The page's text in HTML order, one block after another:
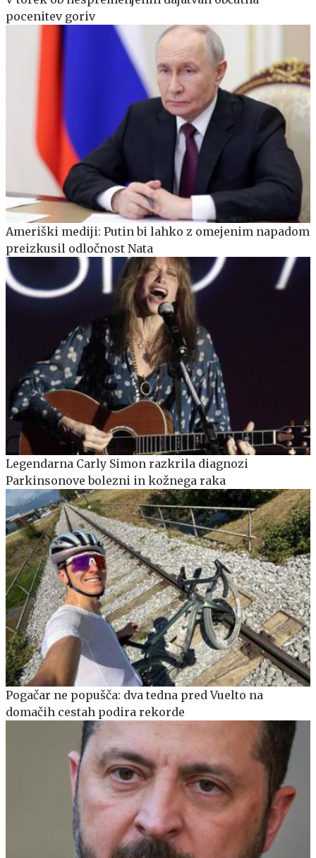
pocenitev goriv
Ameriški mediji: Putin bi lahko z omejenim napadom
preizkusil odločnost Nata
Legendarna Carly Simon razkrila diagnozi
Parkinsonove bolezni in kožnega raka
Pogačar ne popušča: dva tedna pred Vuelto na
domačih cestah podira rekorde